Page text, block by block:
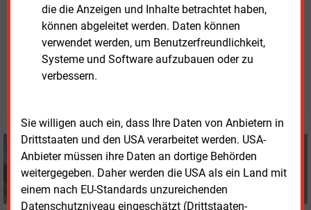
die die Anzeigen und Inhalte betrachtet haben,
können abgeleitet werden. Daten können
verwendet werden, um Benutzerfreundlichkeit,
Systeme und Software aufzubauen oder zu
verbessern.
Sie willigen auch ein, dass Ihre Daten von Anbietern in
Drittstaaten und den USA verarbeitet werden. USA-
Anbieter müssen ihre Daten an dortige Behörden
weitergegeben. Daher werden die USA als ein Land mit
einem nach EU-Standards unzureichenden
Datenschutzniveau eingeschätzt (Drittstaaten-
Einzelvorgaben für Heizungsmodernisierer.
Donnerstag, 19.02.2026, 12:47 Uhr
Klaus Lockschen
Klaus Lockschen
+49 (0) 8152 9311 0
info@energie-und-management.de